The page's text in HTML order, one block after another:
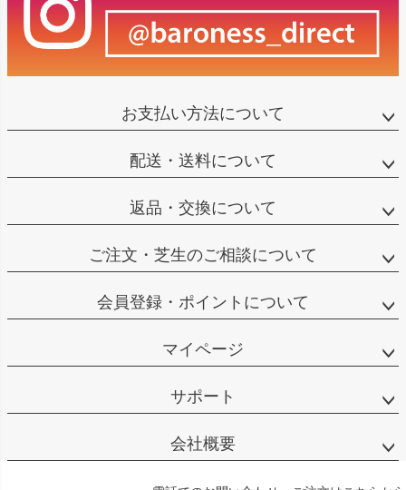
お支払い方法について
配送・送料について
返品・交換について
ご注文・芝生のご相談について
会員登録・ポイントについて
マイページ
サポート
会社概要